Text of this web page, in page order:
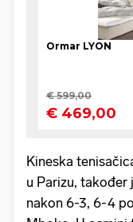
Kineska
u Parizu, također
nakon 6-3, 6-4